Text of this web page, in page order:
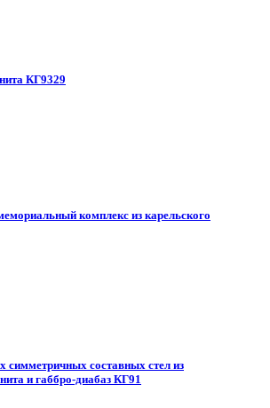
КГ9329
комплекс из карельского
симметричных составных стел из
и габбро-диабаз КГ91